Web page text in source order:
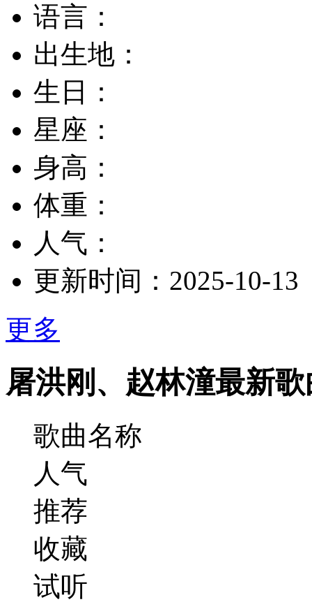
语言：
出生地：
生日：
星座：
身高：
体重：
人气：
更新时间： 2025-10-13
更多
屠洪刚、赵林潼最新歌
歌曲名称
人气
推荐
收藏
试听